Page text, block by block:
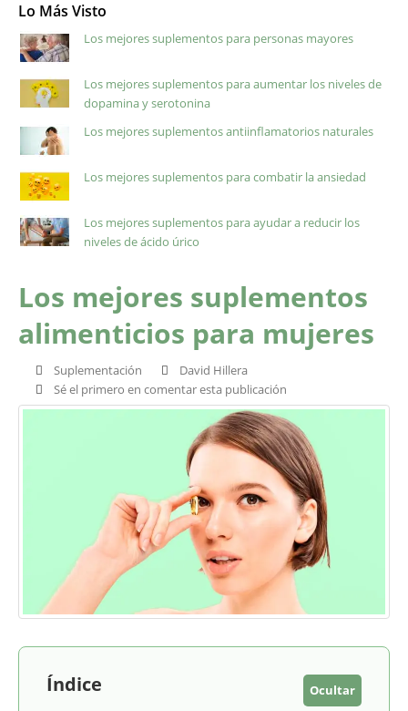
Lo Más Visto
Los mejores suplementos para personas mayores
Los mejores suplementos para aumentar los niveles de
dopamina y serotonina
Los mejores suplementos antiinflamatorios naturales
Los mejores suplementos para combatir la ansiedad
Los mejores suplementos para ayudar a reducir los
niveles de ácido úrico
Los mejores suplementos
alimenticios para mujeres
Suplementación
David Hillera
Sé el primero en comentar esta publicación
Índice Ocultar